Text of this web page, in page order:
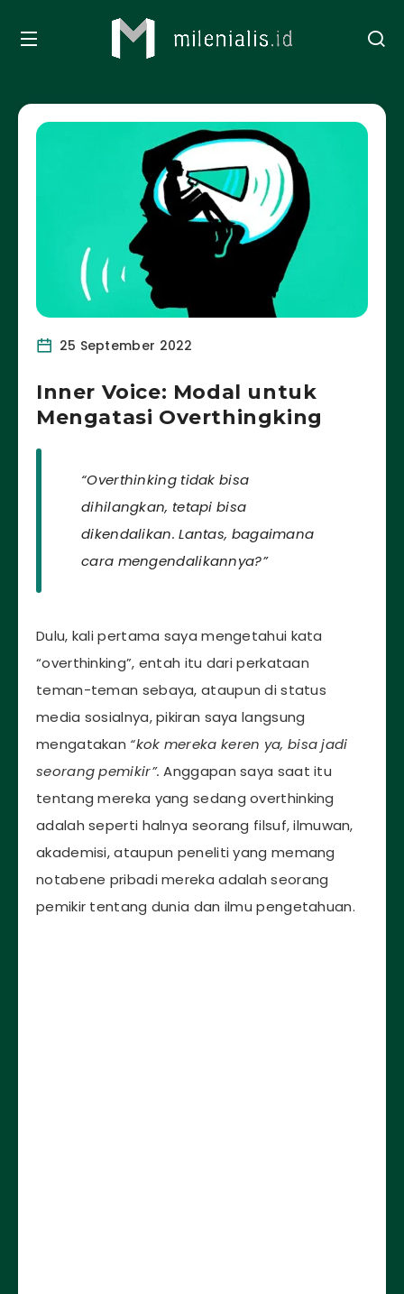
25 September 2022
Inner Voice: Modal untuk
Mengatasi Overthingking
“Overthinking tidak bisa
dihilangkan, tetapi bisa
dikendalikan. Lantas, bagaimana
cara mengendalikannya?”
Dulu, kali pertama saya mengetahui kata
“overthinking”, entah itu dari perkataan
teman-teman sebaya, ataupun di status
media sosialnya, pikiran saya langsung
mengatakan “kok mereka keren ya, bisa jadi
seorang pemikir”.Anggapan saya saat itu
tentang mereka yang sedang overthinking
adalah seperti halnya seorang filsuf, ilmuwan,
akademisi, ataupun peneliti yang memang
notabene pribadi mereka adalah seorang
pemikir tentang dunia dan ilmu pengetahuan.